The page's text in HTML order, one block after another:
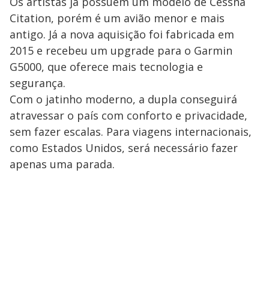
Citation, porém é um avião menor e mais
antigo. Já a nova aquisição foi fabricada em
2015 e recebeu um upgrade para o Garmin
G5000, que oferece mais tecnologia e
segurança.
Com o jatinho moderno, a dupla conseguirá
atravessar o país com conforto e privacidade,
sem fazer escalas. Para viagens internacionais,
como Estados Unidos, será necessário fazer
apenas uma parada.